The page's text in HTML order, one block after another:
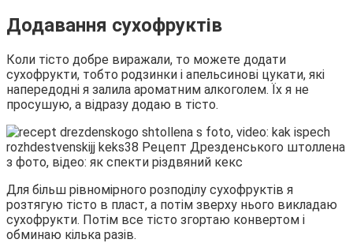
Додавання сухофруктів
Коли тісто добре виражали, то можете додати
сухофрукти, тобто родзинки і апельсинові цукати, які
напередодні я залила ароматним алкоголем. Їх я не
просушую, а відразу додаю в тісто.
Для більш рівномірного розподілу сухофруктів я
розтягую тісто в пласт, а потім зверху нього викладаю
сухофрукти. Потім все тісто згортаю конвертом і
обминаю кілька разів.